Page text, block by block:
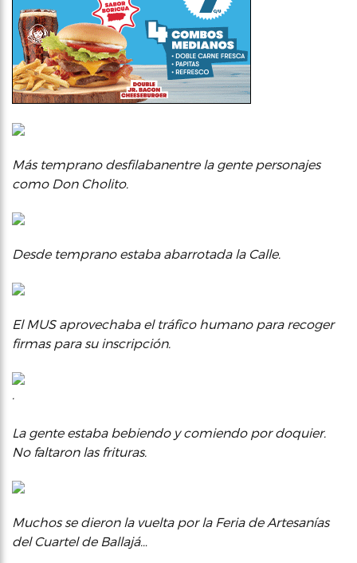
Más temprano desfilabanentre la gente personajes
como Don Cholito.
Desde temprano estaba abarrotada la Calle.
El MUS aprovechaba el tráfico humano para recoger
firmas para su inscripción.
.
La gente estaba bebiendo y comiendo por doquier.
No faltaron las frituras.
Muchos se dieron la vuelta por la Feria de Artesanías
del Cuartel de Ballajá…